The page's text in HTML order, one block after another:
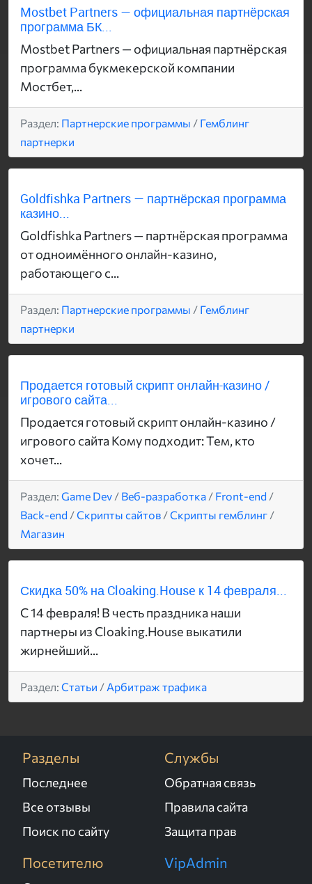
Mostbet Partners — официальная партнёрская
программа БК...
Mostbet Partners — официальная партнёрская
программа букмекерской компании
Мостбет,...
Раздел: Партнерские программы / Гемблинг
партнерки
Goldfishka Partners — партнёрская программа
казино...
Goldfishka Partners — партнёрская программа
от одноимённого онлайн-казино,
работающего с...
Раздел: Партнерские программы / Гемблинг
партнерки
Продается готовый скрипт онлайн-казино /
игрового сайта...
Продается готовый скрипт онлайн-казино /
игрового сайта Кому подходит: Тем, кто
хочет...
Раздел: Game Dev / Веб-разработка / Front-end /
Back-end /Скрипты сайтов /Скрипты гемблинг /
Магазин
Скидка 50% на Cloaking.House к 14 февраля...
С 14 февраля! В честь праздника наши
партнеры из Cloaking.House выкатили
жирнейший...
Раздел: Статьи / Арбитраж трафика
Разделы
Последнее
Все отзывы
Поиск по сайту
Службы
Обратная связь
Правила сайта
Защита прав
Посетителю VipAdmin